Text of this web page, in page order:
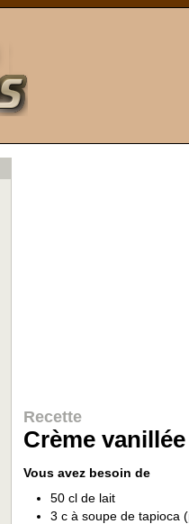
Recette
Crème
Vous avez besoin de
50 cl de lait
3 c à soupe de tapioca